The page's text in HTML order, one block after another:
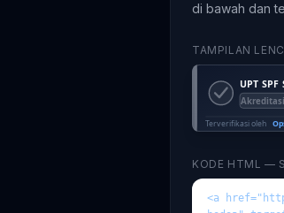
di bawah dan
TAMPILAN
KODE HTML —